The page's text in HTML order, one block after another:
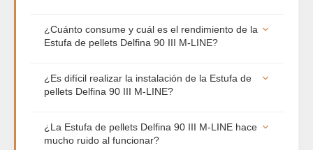
necesario. Al igual que ocurre con la leña, la Estufa
de pellets Delfina 90 III M-LINE requiere una salida
preferiblemente aislado) para evacuar los gases
de la combustión hacia el exterior de la vivienda.
¿Cuánto consume y cuál es el rendimiento de la
Estufa de pellets Delfina 90 III M-LINE?
eficiencia energética. Dependiendo de la potencia
configurada y de la temperatura deseada, el
de pellet por hora. Gracias a su gran rendimiento
térmico, aprovechan prácticamente todo el
¿Es difícil realizar la instalación de la Estufa de
pellets Delfina 90 III M-LINE?
chimenea tradicional, ya que solo requiere una
toma de corriente estándar y realizar la conexión
¿La Estufa de pellets Delfina 90 III M-LINE hace
mucho ruido al funcionar?